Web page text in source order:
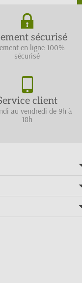
sécurisé
en ligne 100%
sécurisé
client
au vendredi de 9h à
18h